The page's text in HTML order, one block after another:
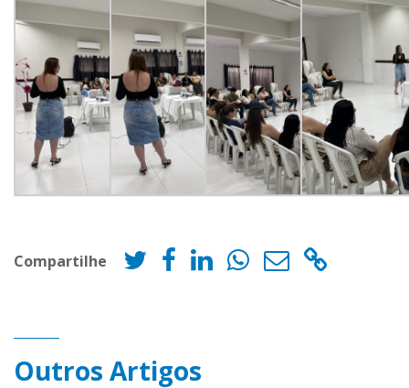
Compartilhe
Outros Artigos